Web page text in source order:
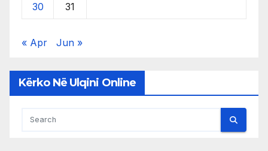
30 31
« Apr Jun »
Kërko Në Ulqini Online